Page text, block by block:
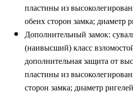
пластины из
обеих сторон замка; диаметр
Дополнительный замок:
(наивысший) класс
дополнительная защита от
пластины из
сторон замка; диаметр